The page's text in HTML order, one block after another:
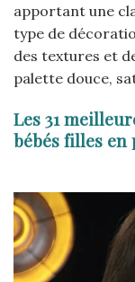
apportant une
type de
des textures et
palette douce,
Les 31
bébés filles en